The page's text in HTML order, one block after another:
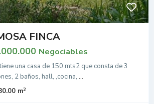
FINCA
Negociables
una casa de 150 mts2 que consta de 3
2 baños, hall, ,cocina, ...
m2